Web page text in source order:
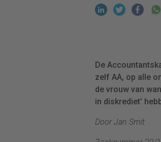
De
zelf AA, op alle
de vrouw van
in diskrediet’
Door Jan Smit